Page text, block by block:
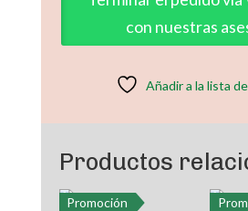
cantidad
con nuestras
Añadir a la lista
Productos
Promoción